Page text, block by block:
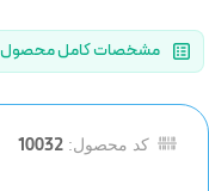
مشخصات کامل محصول
کد محصول: 10032